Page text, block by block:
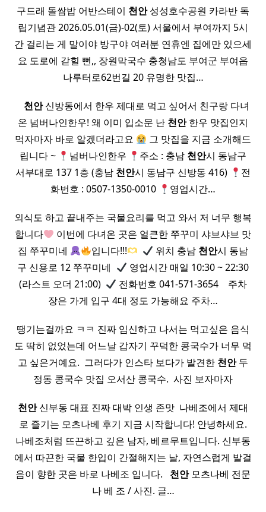
구드래 돌쌈밥 어반스테이 천안성성호수공원 카라반 독
립기념관 2026.05.01(금)-02(토) 서울에서 부여까지 5시
간 걸리는 게 말이야 방구야 여러분 연휴엔 집에만 있으세
요 도로에 갇힐 뻔,, 장원막국수 충청남도 부여군 부여읍
나루터로62번길 20 유명한 맛집…
천안신방동에서 한우 제대로 먹고 싶어서 친구랑 다녀
온 넘버나인한우! 왜 이미 입소문 난 천안한우 맛집인지
먹자마자 바로 알겠더라고요
그 맛집을 지금 소개해드
립니다 ~
넘버나인한우 주소 : 충남 천안시 동남구
서부대로 137 1층 (충남 천안시 동남구 신방동 416)
전
화번호 : 0507-1350-0010
영업시간…
외식도 하고 끝내주는 국물요리를 먹고 와서 저 너무 행복
합니다
이번에 다녀온 곳은 얼큰한 쭈꾸미 샤브샤브 맛
집 쭈꾸미네
입니다!!! 위치 충남 천안시 동남
구 신용로 12 쭈꾸미네 ​
영업시간 매일 10:30 ~ 22:30
(라스트 오더 21:00) ​
전화번호 041-571-3654 ​ ​ ​ 주차
장은 가게 입구 4대 정도 가능해요 주차…
땡기는걸까요 ㅋㅋ 진짜 임신하고 나서는 먹고싶은 음식
도 딱히 없었는데 어느날 갑자기 꾸덕한 콩국수가 너무 먹
고 싶은거예요. ​ 그러다가 인스타 보다가 발견한 천안두
정동 콩국수 맛집 오서산 콩국수. ​ 사진 보자마자
천안신부동 대표 진짜 대박 인생 존맛 ​ 나베조에서 제대
로 즐기는 모츠나베 후기 지금 시작합니다! 안녕하세요.
나베조처럼 뜨끈하고 깊은 남자, 베르무트입니다.​ 신부동
에서 따끈한 국물 한입이 간절해지는 날, 자연스럽게 발걸
음이 향한 곳은 바로 나베조 입니다. ​ ​ 천안모츠나베 전문
나 베 조​ /​ 사진. 글…